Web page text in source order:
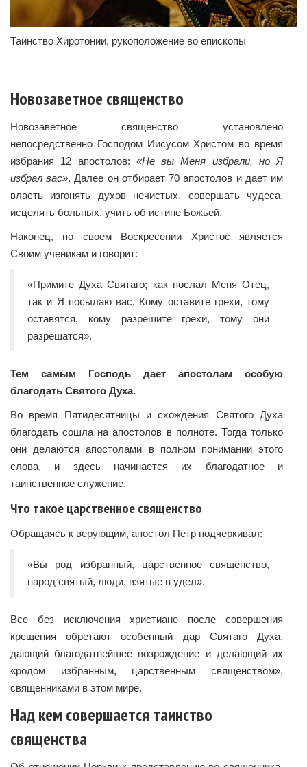
Таинство Хиротонии, рукоположение во епископы
Новозаветное священство
Новозаветное священство установлено
непосредственно Господом Иисусом Христом во время
избрания 12 апостолов: «Не вы Меня избрали, но Я
избрал вас». Далее он отбирает 70 апостолов и дает им
власть изгонять духов нечистых, совершать чудеса,
исцелять больных, учить об истине Божьей.
Наконец, по своем Воскресении Христос является
Своим ученикам и говорит:
«Примите Духа Святаго; как послал Меня Отец,
так и Я посылаю вас. Кому оставите грехи, тому
оставятся, кому разрешите грехи, тому они
разрешатся».
Тем самым Господь дает апостолам особую
благодать Святого Духа.
Во время Пятидесятницы и схождения Святого Духа
благодать сошла на апостолов в полноте. Тогда только
они делаются апостолами в полном понимании этого
слова, и здесь начинается их благодатное и
таинственное служение.
Что такое царственное священство
Обращаясь к верующим, апостол Петр подчеркивал:
«Вы род избранный, царственное священство,
народ святый, люди, взятые в удел».
Все без исключения христиане после совершения
крещения обретают особенный дар Святаго Духа,
дающий благодатнейшее возрождение и делающий их
«родом избранным, царственным священством»,
священниками в этом мире.
Над кем совершается таинство
священства